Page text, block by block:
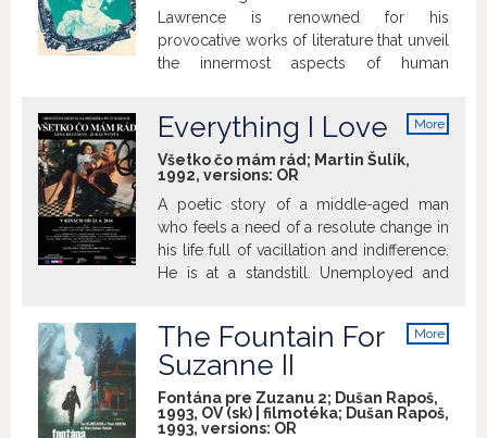
Lawrence is renowned for his
provocative works of literature that unveil
the innermost aspects of human
The Fox from screenwriter/director
Eduard Grečner, Earthly Disturbance tells
the intimate, intoxicating tale of two
women relationship with the same man.
The remarkable ensemble cast is
composed of Jana Nagyová, Marta
Sládečková and Michal Gučík.
More
Everything I Love
Všetko čo mám rád; Martin Šulík,
1992, versions: OR
A poetic story of a middle-aged man
who feels a need of a resolute change in
his life full of vacillation and indifference.
He is at a standstill. Unemployed and
his aging parents need his help as well. It
seems like the only way to escape this
of a young English woman - move to
England with her. >sfd.sfu.sk
More
The Fountain For
Suzanne II
Fontána pre Zuzanu 2; Dušan Rapoš,
1993, OV (sk) | filmotéka; Dušan Rapoš,
1993, versions: OR